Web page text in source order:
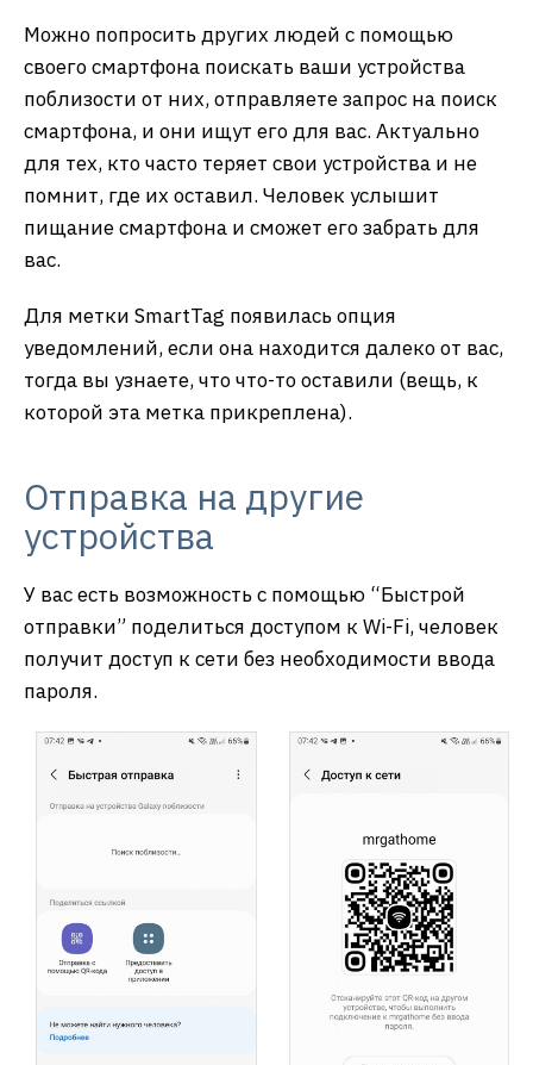
Можно попросить других людей с помощью
своего смартфона поискать ваши устройства
поблизости от них, отправляете запрос на поиск
смартфона, и они ищут его для вас. Актуально
для тех, кто часто теряет свои устройства и не
помнит, где их оставил. Человек услышит
пищание смартфона и сможет его забрать для
вас.
Для метки SmartTag появилась опция
уведомлений, если она находится далеко от вас,
тогда вы узнаете, что что-то оставили (вещь, к
которой эта метка прикреплена).
Отправка на другие
устройства
У вас есть возможность с помощью “Быстрой
отправки” поделиться доступом к Wi-Fi, человек
получит доступ к сети без необходимости ввода
пароля.